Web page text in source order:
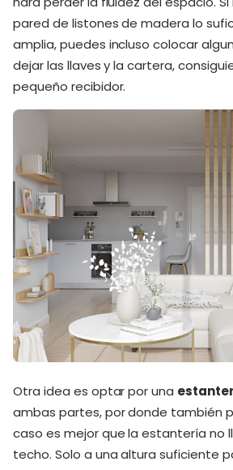
pared de listones de madera lo
amplia, puedes incluso colocar
dejar las llaves y la cartera,
pequeño recibidor.
Otra idea es optar por una
ambas partes, por donde también
caso es mejor que la estantería no
techo. Solo a una altura suficiente